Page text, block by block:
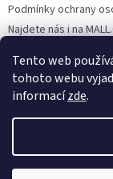
Tento web
tohoto webu
informacízde.
Podmínky ochrany
Najdete nás i na
Formulář pro